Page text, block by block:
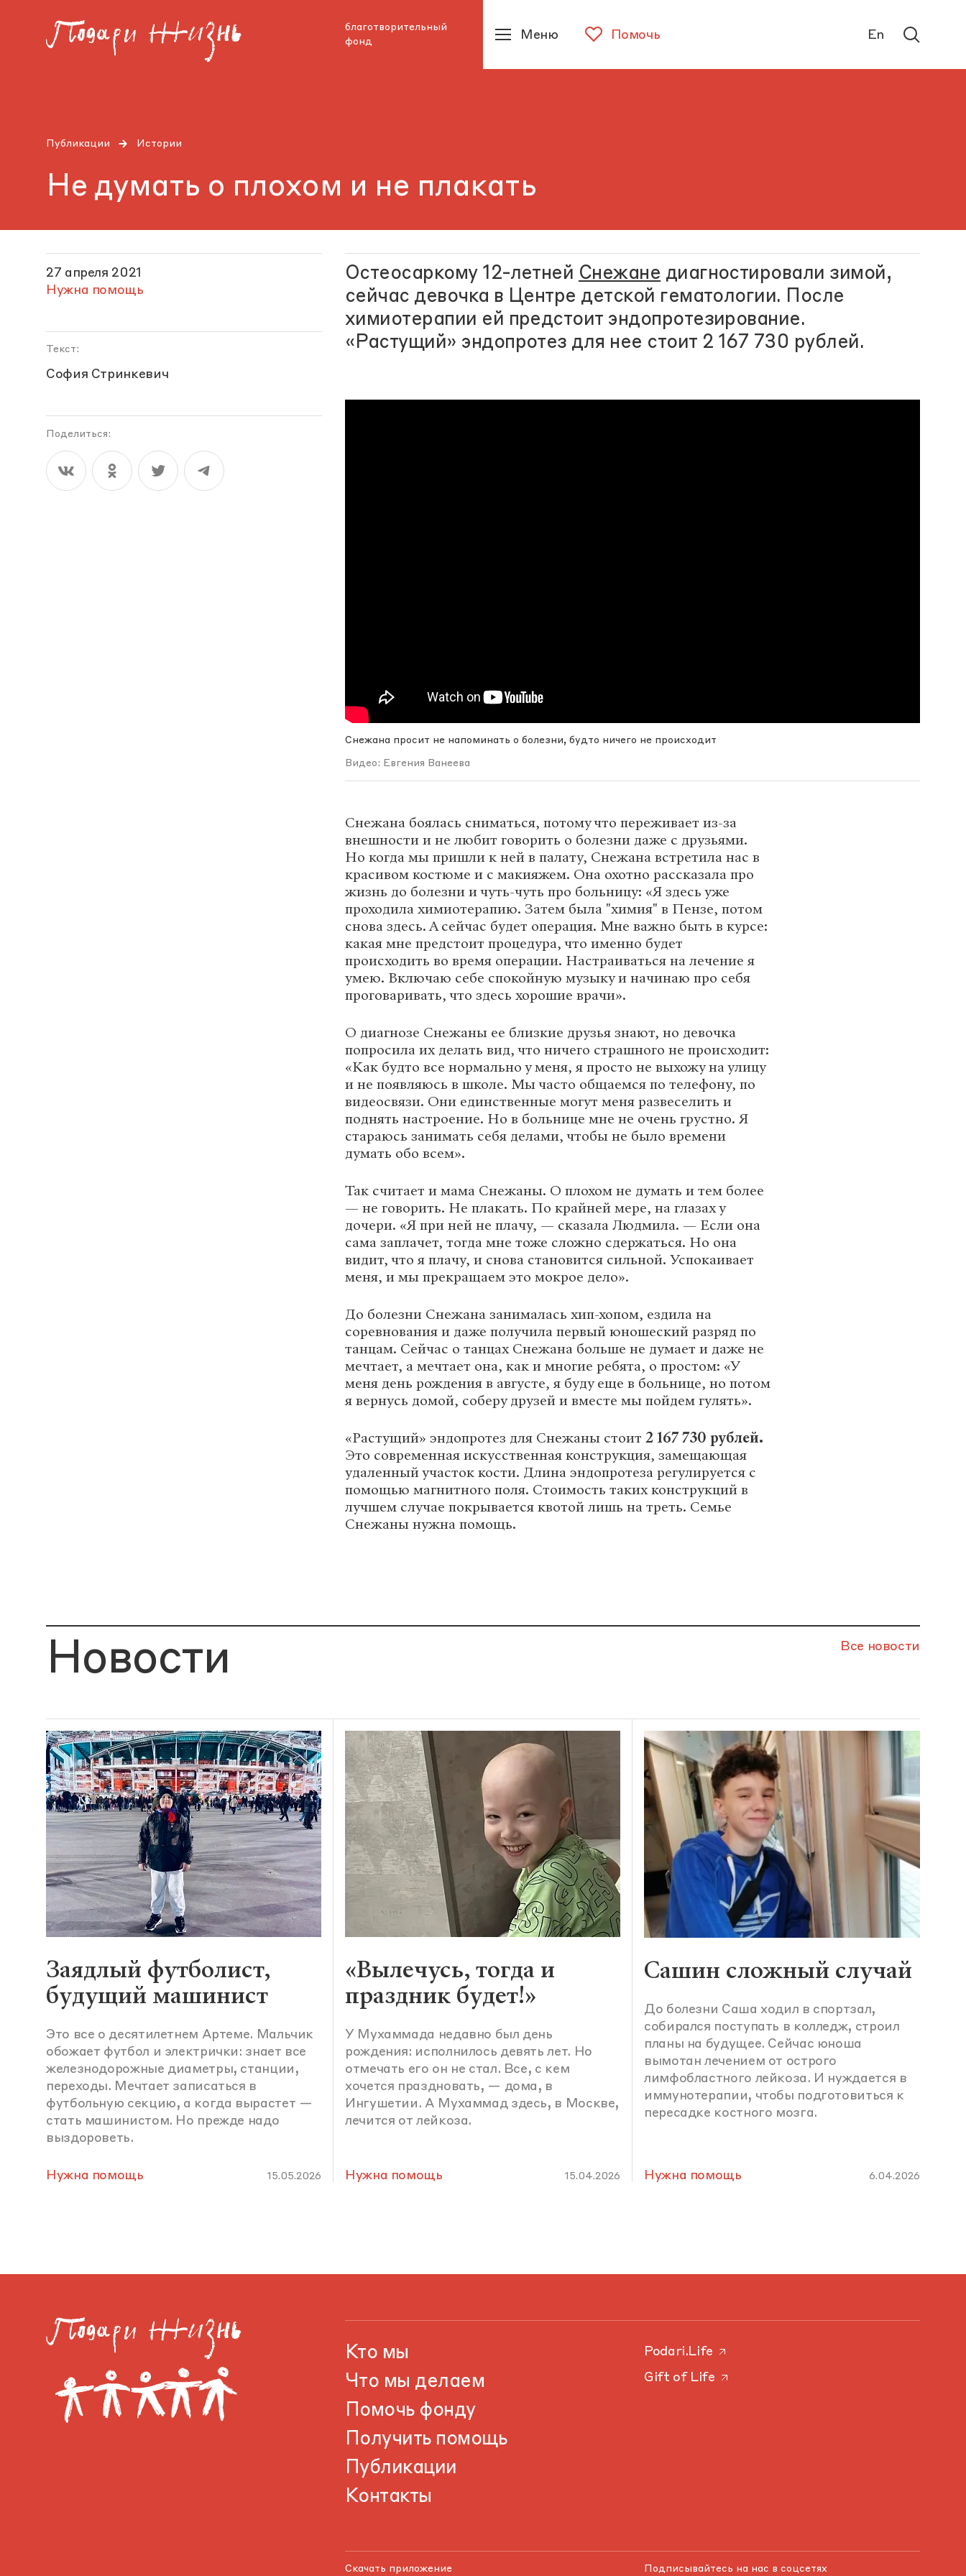
благотворительный
фонд
Помочь
Меню En
Публикации Истории
Не думать о плохом и не плакать
27 апреля 2021
Нужна помощь
Текст:
София Стринкевич
Поделиться:
Остеосаркому 12-летней Снежане диагностировали зимой,
сейчас девочка в Центре детской гематологии. После
химиотерапии ей предстоит эндопротезирование.
«Растущий» эндопротез для нее стоит 2 167 730 рублей.
Снежана просит не напоминать о болезни, будто ничего не происходит
Видео: Евгения Ванеева
Снежана боялась сниматься, потому что переживает из-за
внешности и не любит говорить о болезни даже с друзьями.
Но когда мы пришли к ней в палату, Снежана встретила нас в
красивом костюме и с макияжем. Она охотно рассказала про
жизнь до болезни и чуть-чуть про больницу: «Я здесь уже
проходила химиотерапию. Затем была "химия" в Пензе, потом
снова здесь. А сейчас будет операция. Мне важно быть в курсе:
какая мне предстоит процедура, что именно будет
происходить во время операции. Настраиваться на лечение я
умею. Включаю себе спокойную музыку и начинаю про себя
проговаривать, что здесь хорошие врачи».
О диагнозе Снежаны ее близкие друзья знают, но девочка
попросила их делать вид, что ничего страшного не происходит:
«Как будто все нормально у меня, я просто не выхожу на улицу
и не появляюсь в школе. Мы часто общаемся по телефону, по
видеосвязи. Они единственные могут меня развеселить и
поднять настроение. Но в больнице мне не очень грустно. Я
стараюсь занимать себя делами, чтобы не было времени
думать обо всем».
Так считает и мама Снежаны. О плохом не думать и тем более
— не говорить. Не плакать. По крайней мере, на глазах у
дочери. «Я при ней не плачу, — сказала Людмила. — Если она
сама заплачет, тогда мне тоже сложно сдержаться. Но она
видит, что я плачу, и снова становится сильной. Успокаивает
меня, и мы прекращаем это мокрое дело».
До болезни Снежана занималась хип-хопом, ездила на
соревнования и даже получила первый юношеский разряд по
танцам. Сейчас о танцах Снежана больше не думает и даже не
мечтает, а мечтает она, как и многие ребята, о простом: «У
меня день рождения в августе, я буду еще в больнице, но потом
я вернусь домой, соберу друзей и вместе мы пойдем гулять».
«Растущий» эндопротез для Снежаны стоит 2 167 730 рублей.
Это современная искусственная конструкция, замещающая
удаленный участок кости. Длина эндопротеза регулируется с
помощью магнитного поля. Стоимость таких конструкций в
лучшем случае покрывается квотой лишь на треть. Семье
Снежаны нужна помощь.
Новости Все новости
Заядлый футболист,
будущий машинист
Это все о десятилетнем Артеме. Мальчик
обожает футбол и электрички: знает все
железнодорожные диаметры, станции,
переходы. Мечтает записаться в
футбольную секцию, а когда вырастет —
стать машинистом. Но прежде надо
выздороветь.
Нужна помощь 15.05.2026
«Вылечусь, тогда и
праздник будет!»
У Мухаммада недавно был день
рождения: исполнилось девять лет. Но
отмечать его он не стал. Все, с кем
хочется праздновать, — дома, в
Ингушетии. А Мухаммад здесь, в Москве,
лечится от лейкоза.
Нужна помощь 15.04.2026
Сашин сложный случай
До болезни Саша ходил в спортзал,
собирался поступать в колледж, строил
планы на будущее. Сейчас юноша
вымотан лечением от острого
лимфобластного лейкоза. И нуждается в
иммунотерапии, чтобы подготовиться к
пересадке костного мозга.
Нужна помощь 6.04.2026
Кто мы
Что мы делаем
Помочь фонду
Получить помощь
Публикации
Контакты
Podari.Life
Gift of Life
Скачать приложение Подписывайтесь на нас в соцсетях